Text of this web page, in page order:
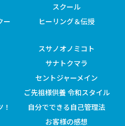
スクール
ー
ヒーリング＆伝授
スサノオノミコト
サナトクマラ
セントジャーメイン
ご先祖様供養 令和スタイル
自分でできる自己管理法
お客様の感想